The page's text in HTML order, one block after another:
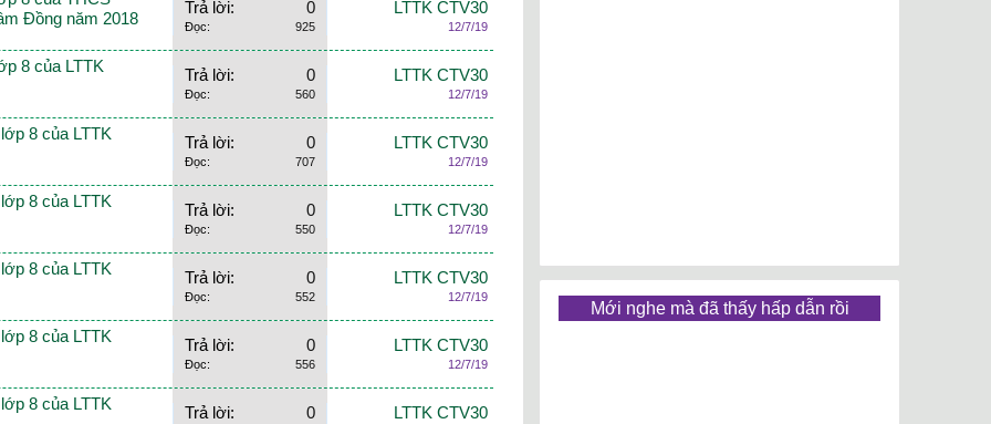
Đồng năm 2018
Trả lời: 0
Đọc: 925
LTTK CTV30
12/7/19
8 của LTTK Trả lời: 0
Đọc: 560
LTTK CTV30
12/7/19
8 của LTTK Trả lời: 0
Đọc: 707
LTTK CTV30
12/7/19
8 của LTTK Trả lời: 0
Đọc: 550
LTTK CTV30
12/7/19
8 của LTTK Trả lời: 0
Đọc: 552
LTTK CTV30
12/7/19
8 của LTTK Trả lời: 0
Đọc: 556
LTTK CTV30
12/7/19
8 của LTTK Trả lời: 0 LTTK CTV30
Mới nghe mà đã thấy hấp dẫn rồi